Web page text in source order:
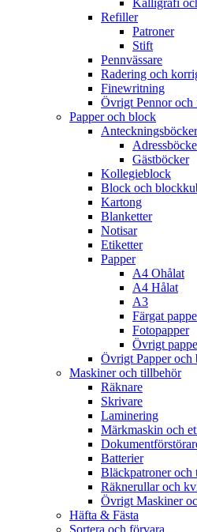
Kalligrafi
Refiller
Patroner
Stift
Pennvässare
Radering och
Finewritning
Övrigt Pennor
Papper och block
Anteckningsböcker
Gästböcker
Kollegieblock
Block och
Kartong
Blanketter
Notisar
Etiketter
Papper
A4 Ohålat
A4 Hålat
A3
Färgat
Fotopapper
Övrigt
Övrigt Papper och
Maskiner och tillbehör
Räknare
Skrivare
Laminering
Märkmaskin och
Batterier
Bläckpatroner och
Räknerullar och
Övrigt Maskiner
Häfta & Fästa
Sortera och förvara